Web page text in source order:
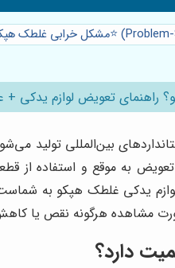
بین‌المللی تولید
به موقع و استفاده از
لوازم یدکی غلطک هپکو به
مشاهده هرگونه نقص یا
دارد؟